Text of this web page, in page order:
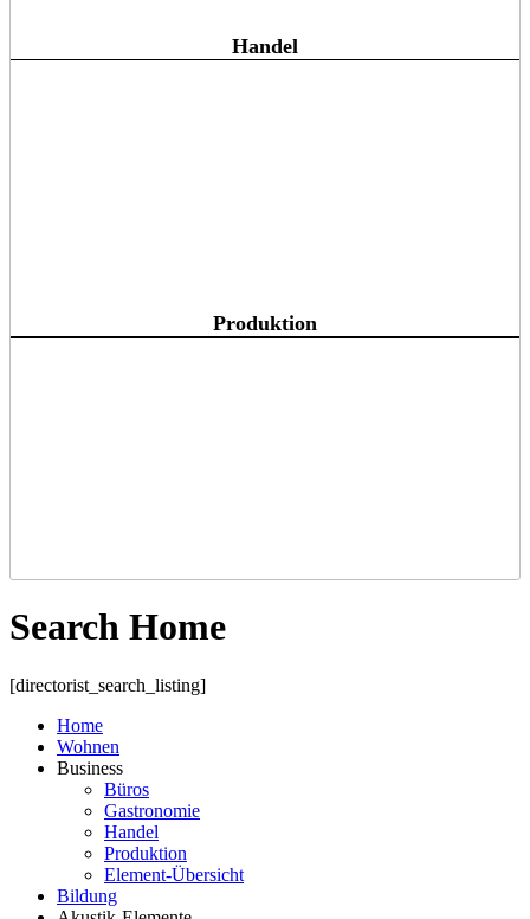
Handel
Produktion
Search Home
[directorist_search_listing]
Home
Wohnen
Business
Büros
Gastronomie
Handel
Produktion
Element-Übersicht
Bildung